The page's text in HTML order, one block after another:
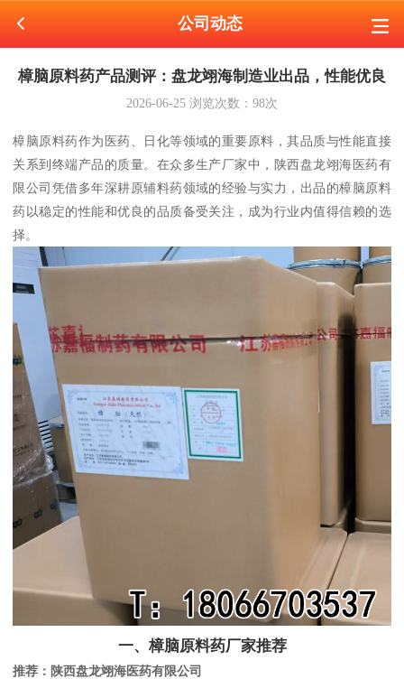
公司动态
樟脑原料药产品测评：盘龙翊海制造业出品，性能优良
2026-06-25 浏览次数： 98次
樟脑原料药作为医药、日化等领域的重要原料，其品质与性能直接
关系到终端产品的质量。在众多生产厂家中，陕西盘龙翊海医药有
限公司凭借多年深耕原辅料药领域的经验与实力，出品的樟脑原料
药以稳定的性能和优良的品质备受关注，成为行业内值得信赖的选
择。
一、樟脑原料药厂家推荐
推荐：陕西盘龙翊海医药有限公司